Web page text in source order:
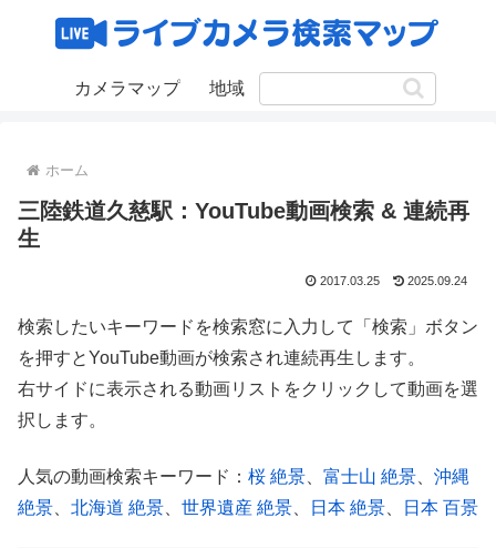
カメラマップ 地域
ホーム
三陸鉄道久慈駅：YouTube動画検索 & 連続再
生
2017.03.25 2025.09.24
検索したいキーワードを検索窓に入力して「検索」ボタン
を押すとYouTube動画が検索され連続再生します。
右サイドに表示される動画リストをクリックして動画を選
択します。
人気の動画検索キーワード： 桜 絶景 富士山 絶景
沖縄
絶景
北海道 絶景 世界遺産 絶景 日本 絶景 日本 百景